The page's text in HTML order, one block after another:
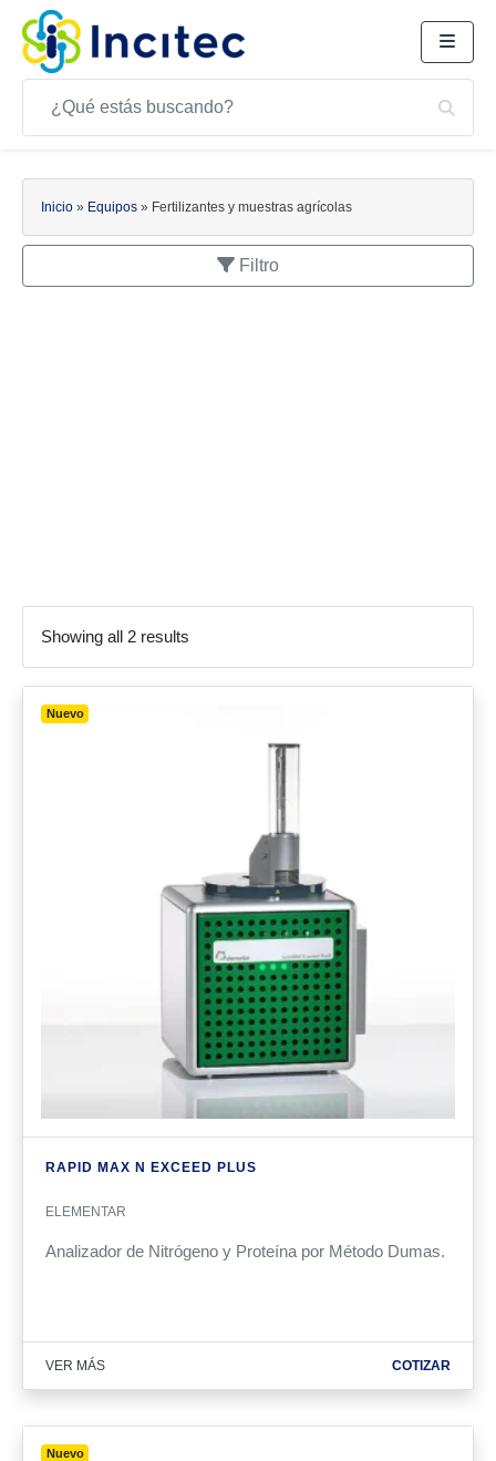
Buscar
Buscar
Inicio » Equipos » Fertilizantes y muestras agrícolas
Filtro
Showing all 2 results
Nuevo
RAPID MAX N EXCEED PLUS
ELEMENTAR
Analizador de Nitrógeno y Proteína por Método Dumas.
VER MÁS COTIZAR
Nuevo